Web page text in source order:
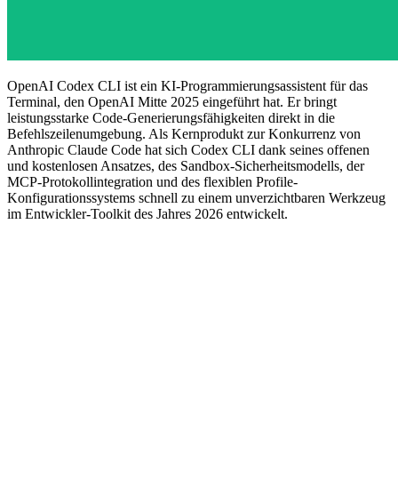
OpenAI Codex CLI ist ein KI-Programmierungsassistent für das
Terminal, den OpenAI Mitte 2025 eingeführt hat. Er bringt
leistungsstarke Code-Generierungsfähigkeiten direkt in die
Befehlszeilenumgebung. Als Kernprodukt zur Konkurrenz von
Anthropic Claude Code hat sich Codex CLI dank seines offenen
und kostenlosen Ansatzes, des Sandbox-Sicherheitsmodells, der
MCP-Protokollintegration und des flexiblen Profile-
Konfigurationssystems schnell zu einem unverzichtbaren Werkzeug
im Entwickler-Toolkit des Jahres 2026 entwickelt.